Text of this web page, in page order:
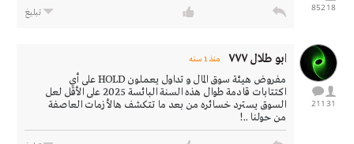
18
852 تبليغ
31
211
ابو طلال ٧٧٧ منذ 1 سنه
مفروض هيئة سوق المال و تداول يعملون HOLD على أي
اكتتابات قادمة طوال هذه السنة البائسة 2025 على الأقل لعل
السوق يسترد خسائره من بعد ما تتكشف هالأزمات العاصفة
من حولنا ..!